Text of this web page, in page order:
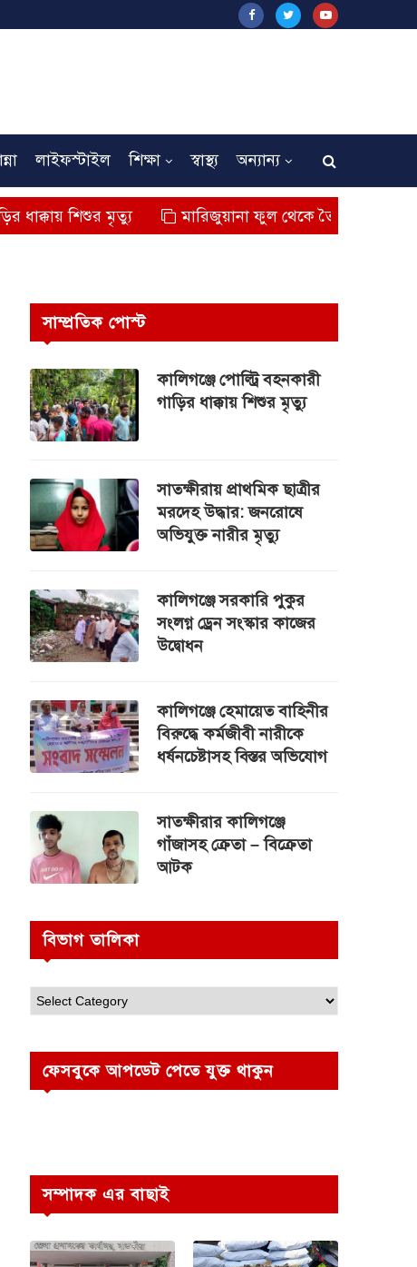
লাইফস্টাইল শিক্ষা স্বাস্থ্য অন্যান্য
মৃত্যু মারিজুয়ানা ফুল থেকে তৈরি বিশেষ মাদক কুশ
সাম্প্রতিক পোস্ট
কালিগঞ্জে পোল্ট্রি বহনকারী
গাড়ির ধাক্কায় শিশুর মৃত্যু
সাতক্ষীরায় প্রাথমিক ছাত্রীর
মরদেহ উদ্ধার: জনরোষে
অভিযুক্ত নারীর মৃত্যু
কালিগঞ্জে সরকারি পুকুর
সংলগ্ন ড্রেন সংস্কার কাজের
উদ্বোধন
কালিগঞ্জে হেমায়েত বাহিনীর
বিরুদ্ধে কর্মজীবী নারীকে
ধর্ষনচেষ্টাসহ বিস্তর অভিযোগ
সাতক্ষীরার কালিগঞ্জে
গাঁজাসহ ক্রেতা – বিক্রেতা
আটক
বিভাগ তালিকা
ফেসবুকে আপডেট পেতে যুক্ত থাকুন
সম্পাদক এর বাছাই